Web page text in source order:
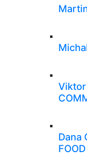
Viktor
Dana
FOOD